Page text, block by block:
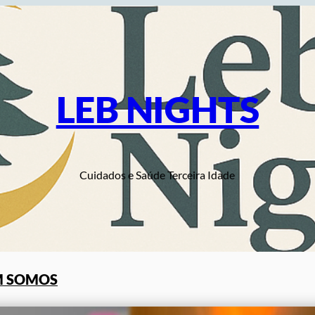
LEB NIGHTS
Cuidados e Saúde Terceira Idade
SOMOS